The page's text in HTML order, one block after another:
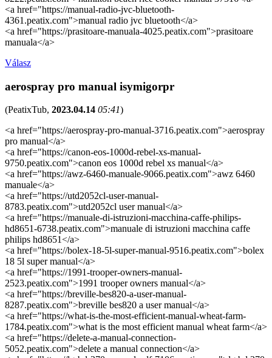
<a href="https://manual-radio-jvc-bluetooth-
4361.peatix.com">manual radio jvc bluetooth</a>
<a href="https://prasitoare-manuala-4025.peatix.com">prasitoare
manuala</a>
Válasz
aerospray pro manual isymigorpr
(PeatixTub, 2023.04.14 05:41)
<a href="https://aerospray-pro-manual-3716.peatix.com">aerospray
pro manual</a>
<a href="https://canon-eos-1000d-rebel-xs-manual-
9750.peatix.com">canon eos 1000d rebel xs manual</a>
<a href="https://awz-6460-manuale-9066.peatix.com">awz 6460
manuale</a>
<a href="https://utd2052cl-user-manual-
8783.peatix.com">utd2052cl user manual</a>
<a href="https://manuale-di-istruzioni-macchina-caffe-philips-
hd8651-6738.peatix.com">manuale di istruzioni macchina caffe
philips hd8651</a>
<a href="https://bolex-18-5l-super-manual-9516.peatix.com">bolex
18 5l super manual</a>
<a href="https://1991-trooper-owners-manual-
2523.peatix.com">1991 trooper owners manual</a>
<a href="https://breville-bes820-a-user-manual-
8287.peatix.com">breville bes820 a user manual</a>
<a href="https://what-is-the-most-efficient-manual-wheat-farm-
1784.peatix.com">what is the most efficient manual wheat farm</a>
<a href="https://delete-a-manual-connection-
5052.peatix.com">delete a manual connection</a>